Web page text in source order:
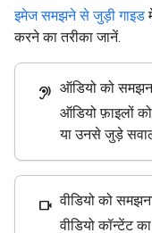
इमेज समझने से जुड़ी गाइड
करने का तरीका जानें.
hearing ऑडियो को
ऑडियो फ़ाइलों
या उनसे जुड़े
videocam वीडियो को
वीडियो कॉन्टेंट